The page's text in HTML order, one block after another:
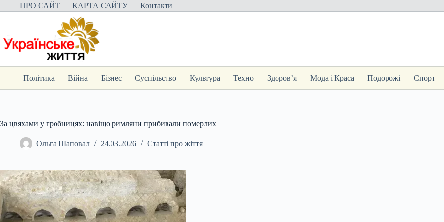
Перейти
до
ПРО САЙТ КАРТА САЙТУ Контакти
Політика Війна Бізнес Суспільство Культура Техно Здоров’я Мода і Краса Подорожі Спорт
За цвяхами у гробницях: навіщо римляни прибивали померлих
Ольга Шаповал 24.03.2026 Статті про жіття